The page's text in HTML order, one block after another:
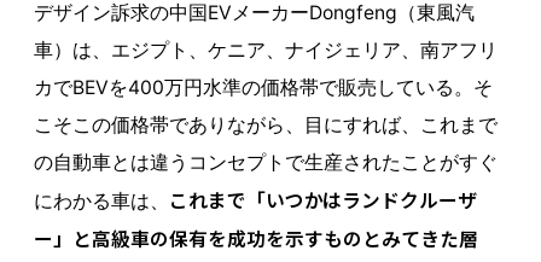
デザイン訴求の中国EVメーカーDongfeng（東風汽
車）は、エジプト、ケニア、ナイジェリア、南アフリ
カでBEVを400万円水準の価格帯で販売している。そ
こそこの価格帯でありながら、目にすれば、これまで
の自動車とは違うコンセプトで生産されたことがすぐ
にわかる車は、
これまで「いつかはランドクルーザ
ー」と高級車の保有を成功を示すものとみてきた層